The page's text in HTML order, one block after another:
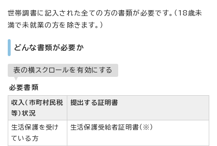
世帯調書に記入された全ての方の書類が必要です。（18歳未
満で未就業の方を除きます。）
どんな書類が必要か
表の横スクロールを有効にする
必要書類
収入（市町村民税
等）状況
提出する証明書
生活保護を受け
ている方
生活保護受給者証明書（※）